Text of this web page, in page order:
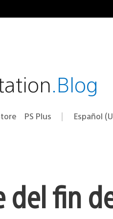
.Blog
PS Plus Región
Español
del fin